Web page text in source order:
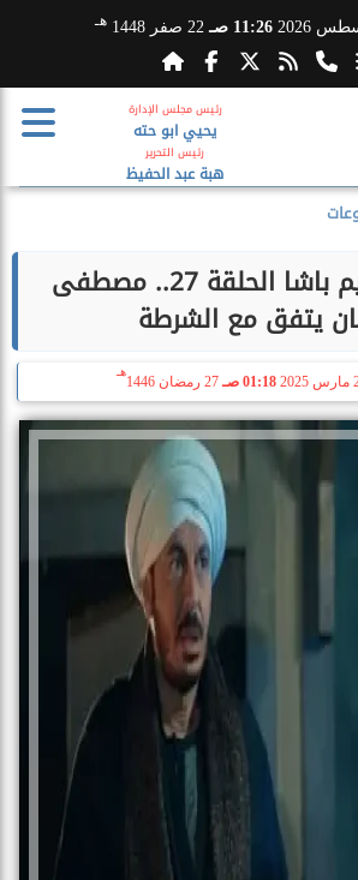
11:26 صـ 22 صفر 1448 هـ
رئيس مجلس الإدارة
يحيي ابو حته
رئيس التحرير
هبة عبد الحفيظ
مسلسل حكيم باشا الحلقة 27.. مصطفى
يتفق مع الشرطة
01:18 صـ 27 رمضان 1446
هـ